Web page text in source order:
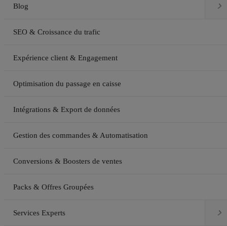
Blog 
SEO & Croissance du trafic
Expérience client & Engagement
Optimisation du passage en caisse
Intégrations & Export de données
Gestion des commandes & Automatisation
Conversions & Boosters de ventes
Packs & Offres Groupées
Services Experts 